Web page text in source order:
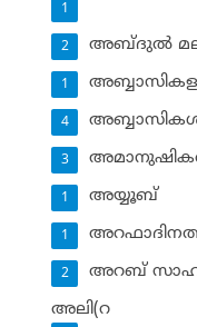
1
അബ്ദുല്‍
2
1
4
3
അയ്യൂബ്‌
1
1
അറബ്
2
അലി(റ